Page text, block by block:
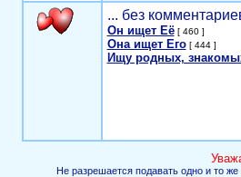
... без
Он ищет Её[ 460 ]
Она ищет Его[ 444 ]
Ищу родных,
Не разрешается подавать одно и то